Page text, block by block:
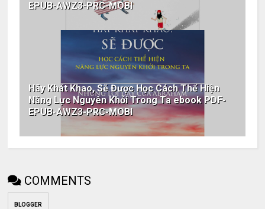
EPUB-AWZ3-PRC-MOBI
Hãy Khát Khao, Sẽ Được Học Cách Thể Hiện
Năng Lực Nguyên Khởi Trong Ta ebook PDF-
EPUB-AWZ3-PRC-MOBI
COMMENTS
BLOGGER